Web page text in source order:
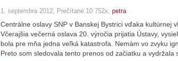
1. septembra 2012, Prečítané 10 752x, petra
Centrálne oslavy SNP v Banskej Bystrici vďaka kultúrnej
Včerajšia večerná oslava 20. výročia prijatia Ústavy,
bola pre mňa jedna veľká katastrofa. Nemám vo zvyku
Preto som sledovala tento prenos od začiatku a